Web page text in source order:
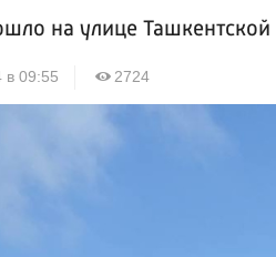
на улице Ташкентской
в 09:55 2724